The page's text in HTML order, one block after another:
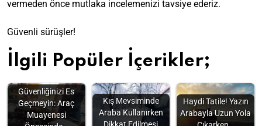
vermeden önce mutlaka incelemenizi tavsiye ederiz.
Güvenli sürüşler!
İlgili Popüler İçerikler;
Güvenliğinizi Es
Geçmeyin: Araç
Muayenesi
Kış Mevsiminde
Araba Kullanırken
Haydi Tatile! Yazın
Arabayla Uzun Yola